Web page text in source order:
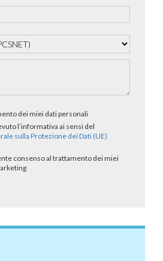
dei miei dati personali
l’informativa ai sensi del
sulla Protezione dei Dati (UE)
consenso al trattamento dei miei